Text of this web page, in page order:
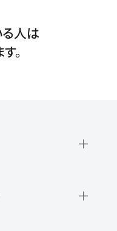
人は
。